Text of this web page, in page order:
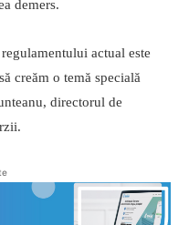
demers.
actual este
creăm o temă specială
directorul de